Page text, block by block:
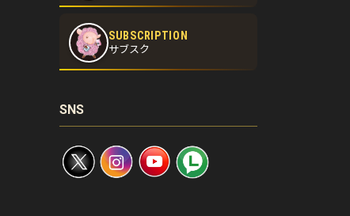
SUBSCRIPTION
サブスク
SNS